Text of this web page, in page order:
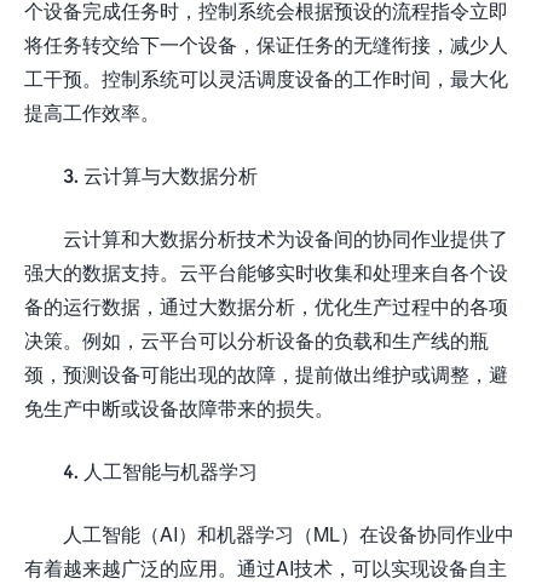
个设备完成任务时，控制系统会根据预设的流程指令立即
将任务转交给下一个设备，保证任务的无缝衔接，减少人
工干预。控制系统可以灵活调度设备的工作时间，最大化
提高工作效率。
3. 云计算与大数据分析
云计算和大数据分析技术为设备间的协同作业提供了
强大的数据支持。云平台能够实时收集和处理来自各个设
备的运行数据，通过大数据分析，优化生产过程中的各项
决策。例如，云平台可以分析设备的负载和生产线的瓶
颈，预测设备可能出现的故障，提前做出维护或调整，避
免生产中断或设备故障带来的损失。
4. 人工智能与机器学习
人工智能（AI）和机器学习（ML）在设备协同作业中
有着越来越广泛的应用。通过AI技术，可以实现设备自主